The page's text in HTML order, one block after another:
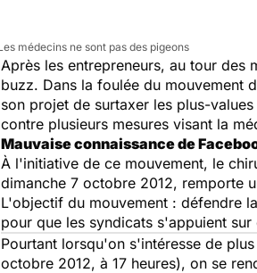
médecins ne sont pas des pigeons
Après les entrepreneurs, au tour
buzz. Dans la foulée du mouvement
son projet de surtaxer les plus-
contre plusieurs mesures visant la
Mauvaise connaissance de
À l'initiative de ce mouvement, le
dimanche 7 octobre 2012, remporte
L'objectif du mouvement : défendre
pour que les syndicats s'appuient
Pourtant lorsqu'on s'intéresse de
octobre 2012, à 17 heures), on se